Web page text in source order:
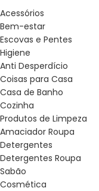
Acessórios
Bem-estar
Escovas e Pentes
Higiene
Anti Desperdício
Coisas para Casa
Casa de Banho
Cozinha
Produtos de Limpeza
Amaciador Roupa
Detergentes
Detergentes Roupa
Sabão
Cosmética